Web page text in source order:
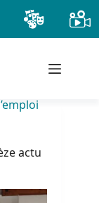
actu